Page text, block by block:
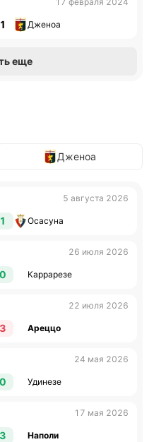
Дженоа
еще
Дженоа
5 августа 2026
Осасуна
26 июля 2026
Каррарезе
22 июля 2026
Ареццо
24 мая 2026
Удинезе
17 мая 2026
Наполи